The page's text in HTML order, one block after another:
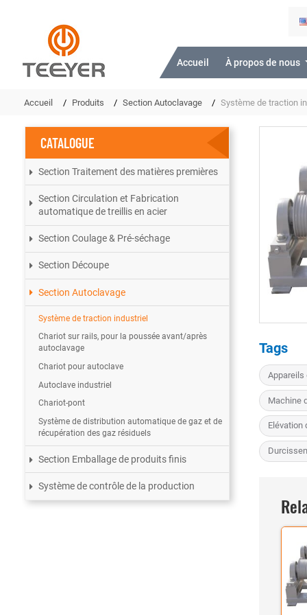
Accueil À propos de nous
Accueil Produits Section Autoclavage Système de traction
Tags
Appareils
Machine
Elévation
CATALOGUE
Section Traitement des matières premières
Section Circulation et Fabrication
automatique de treillis en acier
Section Coulage & Pré-séchage
Section Découpe
Section Autoclavage
Système de traction industriel
Chariot sur rails, pour la poussée avant/après
autoclavage
Chariot pour autoclave
Autoclave industriel
Chariot-pont
Système de distribution automatique de gaz et de
récupération des gaz résiduels
Section Emballage de produits finis
Système de contrôle de la production